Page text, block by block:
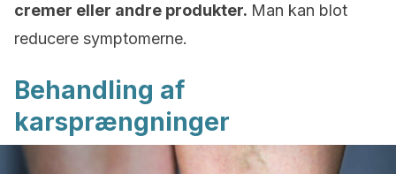
cremer eller andre produkter. Man kan blot
reducere symptomerne.
Behandling af
karsprængninger